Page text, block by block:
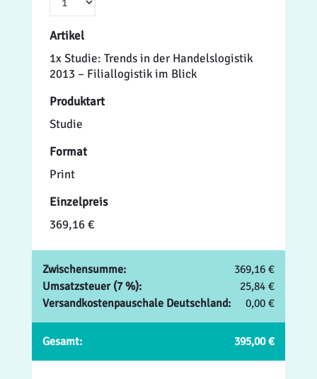
Artikel
1x Studie: Trends in der Handelslogistik
2013 – Filiallogistik im Blick
Produktart
Studie
Format
Print
Einzelpreis
369,16 €
Zwischensumme:
369,16 €
Umsatzsteuer (7 %):
25,84 €
Versandkostenpauschale Deutschland:
0,00 €
Gesamt: 395,00 €